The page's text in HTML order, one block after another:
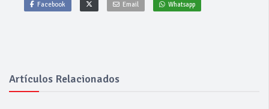
Facebook Email Whatsapp
Artículos Relacionados